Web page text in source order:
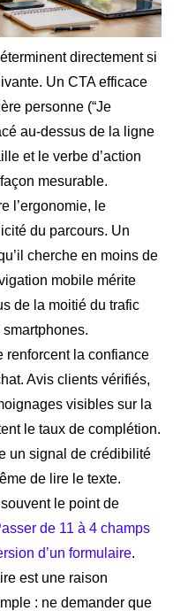
directement si
Un CTA efficace
personne (“Je
au-dessus de la ligne
et le verbe d’action
mesurable.
l’ergonomie, le
du parcours. Un
cherche en moins de
mobile mérite
de la moitié du trafic
renforcent la confiance
Avis clients vérifiés,
visibles sur la
le taux de complétion.
un signal de crédibilité
de lire le texte.
le point de
de 11 à 4 champs
d’un formulaire.
est une raison
: ne demander que